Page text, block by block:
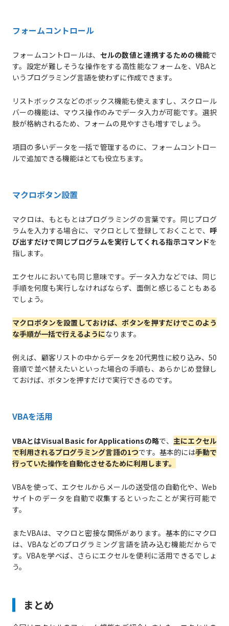
フォームコントロール
フォームコントロールは、 セルの数値と連携するための機能で
す。設定が難しそうな操作をする高性能なフォームを、VBAと
いうプログラミング言語を使わずに作成できます。
リストボックスなどのボックス機能も使えますし、スクロール
バーの機能は、マウス操作のみでデータ入力が可能です。選択
肢が格納されるため、フォームの見やすさも増すでしょう。
項目の多いデータを一括で管理するのに、フォームコントロー
ルで追加できる機能はとても役立ちます。
マクロボタン設置
マクロは、もともとはプログラミングの言葉です。同じプログ
ラムを入力する場合に、マクロとして登録しておくことで、 呼
び出すだけで同じプログラムを実行してくれる指示コマンドを
指します。
エクセルにおいても同じ意味です。データ入力などでは、同じ
手順を何度も実行しなければならず、面倒と感じることもある
でしょう。
マクロボタンを設置しておけば、ボタンを押すだけでこのよう
な手順が一括で行えるようになります。
例えば、顧客リストの中からデータを20代男性に絞り込み、50
音順で並べ替えたいといった場合の手順も、あらかじめ登録し
ておけば、ボタンを押すだけで実行できるのです。
VBAを活用
VBAとはVisual Basic for Applicationsの略で、 主にエクセル
で利用されるプログラミング言語の1つです。基本的には手動で
行っていた操作を自動化させるために利用します。
VBAを使って、エクセルからメールの送受信の自動化や、Web
サイトのデータを自動で収集するといったことが実行可能で
す。
またVBAは、マクロと密接な関係があります。基本的にマクロ
は、VBAなどのプログラミング言語を読み込む機能だからで
す。VBAを学べば、さらにエクセルを便利に活用できるでしょ
う。
まとめ